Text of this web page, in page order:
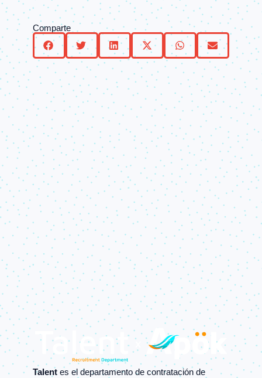
Comparte
Talentes el departamento de contratación de